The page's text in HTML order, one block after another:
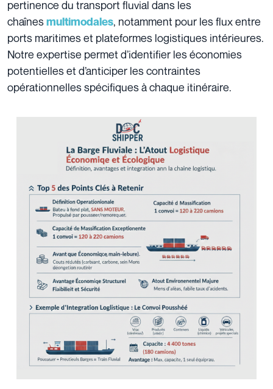
pertinence du transport fluvial dans les
chaînesmultimodales, notamment pour les flux entre
ports maritimes et plateformes logistiques intérieures.
Notre expertise permet d’identifier les économies
potentielles et d’anticiper les contraintes
opérationnelles spécifiques à chaque itinéraire.